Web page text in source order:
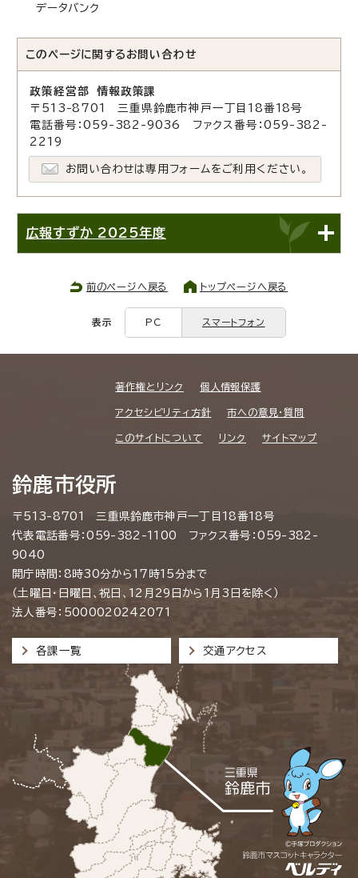
データバンク
このページに関する お問い合わせ
政策経営部 情報政策課
〒513-8701 三重県鈴鹿市神戸一丁目18番18号
電話番号：059-382-9036 ファクス番号：059-382-
2219
お問い合わせは専用フォームをご利用ください。
広報すずか 2025年度
前のページへ戻る トップページへ戻る
表示 PC スマートフォン
著作権とリンク 個人情報保護
アクセシビリティ方針 市への意見・質問
このサイトについて リンク サイトマップ
鈴鹿市役所
〒513-8701 三重県鈴鹿市神戸一丁目18番18号
代表電話番号：059-382-1100 ファクス番号：059-382-
9040
開庁時間：8時30分から17時15分まで
（土曜日・日曜日、祝日、12月29日から1月3日を除く）
法人番号：5000020242071
各課一覧 交通アクセス